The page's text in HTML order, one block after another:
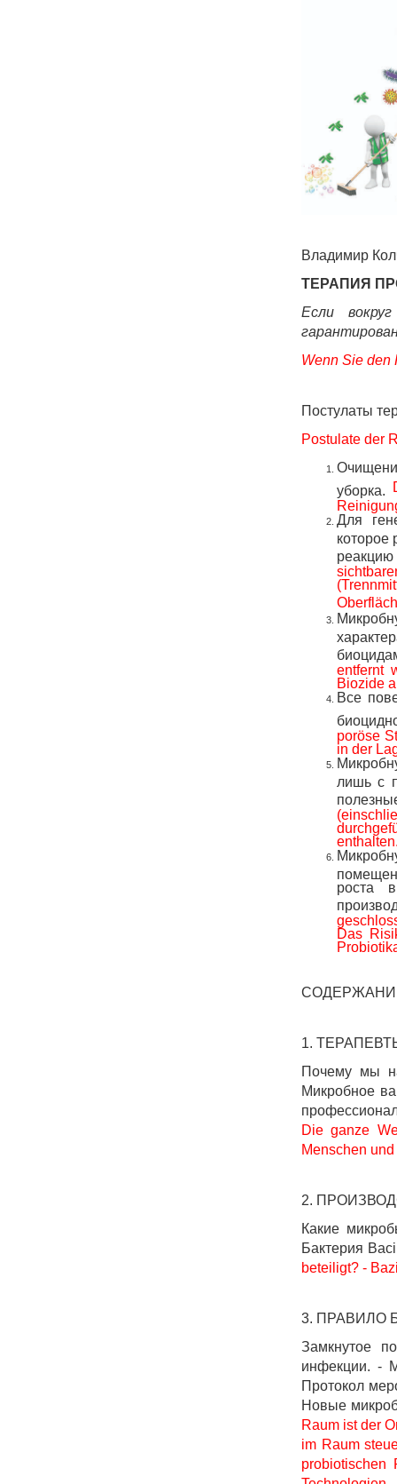
Владимир
ТЕРАПИЯ
Если
Wenn Sie den
Постулаты
Postulate der
уборка.
Для
которое
entfernt
Biozide
Все
poröse
in der
лишь с
роста
Das
1.
Почему мы
Микробное
Die ganze
Menschen
2.
Какие
Бактерия
beteiligt? -
3. ПРАВИЛО
Замкнутое
инфекции. -
Протокол
Новые
Raum ist der
im Raum
probiotischen